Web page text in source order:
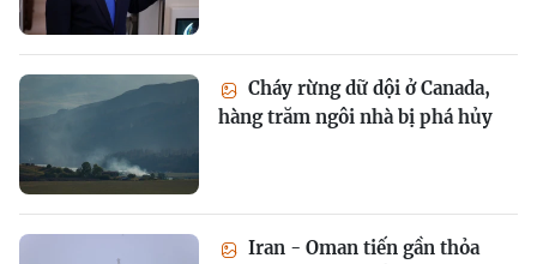
Cháy rừng dữ dội ở Canada,
hàng trăm ngôi nhà bị phá hủy
Iran - Oman tiến gần thỏa